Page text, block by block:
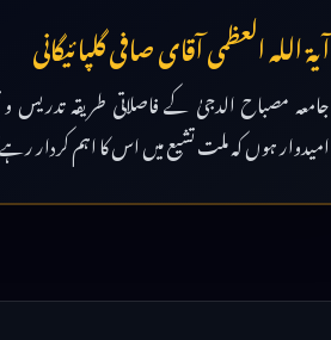
آیۃ اللہ العظمی آقای صافی گلپائیگانی
جامعہ مصباح الدجیٰ کے فاصلاتی طریقہ
امیدوار ہوں کہ ملت تشیع میں اس کا اہم کردار